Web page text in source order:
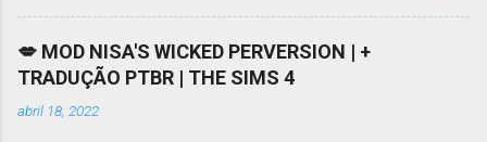
tradução no meu Patreon AQUI . Se tiver
dificuldades em acessar o Patreon, este vídeo
AQUI pode ajudar. Ao contrário do que muita
gente diz ou pensa, o Mod WickedWhims não
💋 MOD NISA'S WICKED PERVERSION | +
TRADUÇÃO PTBR | THE SIMS 4
abril 18, 2022